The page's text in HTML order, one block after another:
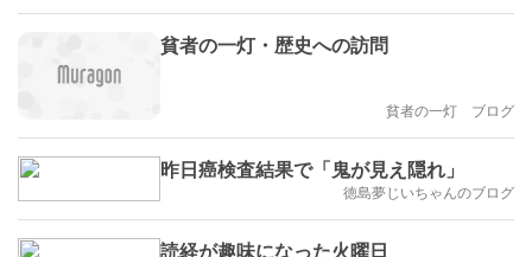
貧者の一灯・歴史への訪問
貧者の一灯 ブログ
昨日癌検査結果で「鬼が見え隠れ」
徳島夢じいちゃんのブログ
読経が趣味になった火曜日